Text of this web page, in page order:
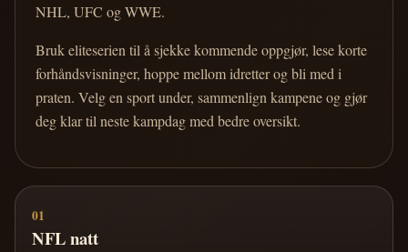
NHL, UFC og WWE.
Bruk eliteserien til å sjekke kommende oppgjør, lese korte
forhåndsvisninger, hoppe mellom idretter og bli med i
praten. Velg en sport under, sammenlign kampene og gjør
deg klar til neste kampdag med bedre oversikt.
01
NFL natt